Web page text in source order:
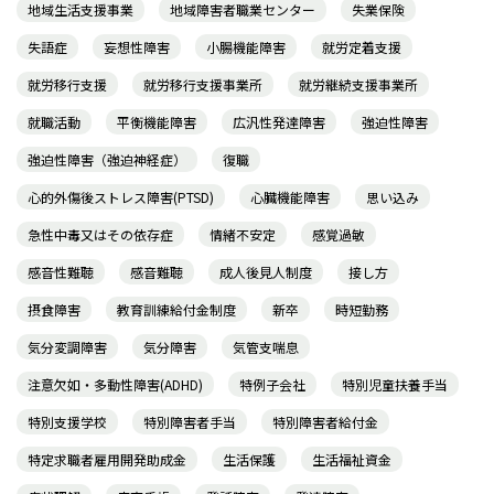
地域生活支援事業 地域障害者職業センター
失業保険
失語症
妄想性障害 小腸機能障害
就労定着支援
就労移行支援
就労移行支援事業所
就労継続支援事業所
就職活動
平衡機能障害 広汎性発達障害
強迫性障害
強迫性障害（強迫神経症）
復職
心的外傷後ストレス障害(PTSD)
心臓機能障害
思い込み
急性中毒又はその依存症
情緒不安定
感覚過敏
感音性難聴
感音難聴 成人後見人制度
接し方
摂食障害
教育訓練給付金制度 新卒
時短勤務
気分変調障害
気分障害
気管支喘息
注意欠如・多動性障害(ADHD)
特例子会社
特別児童扶養手当
特別支援学校
特別障害者手当
特別障害者給付金
特定求職者雇用開発助成金
生活保護
生活福祉資金